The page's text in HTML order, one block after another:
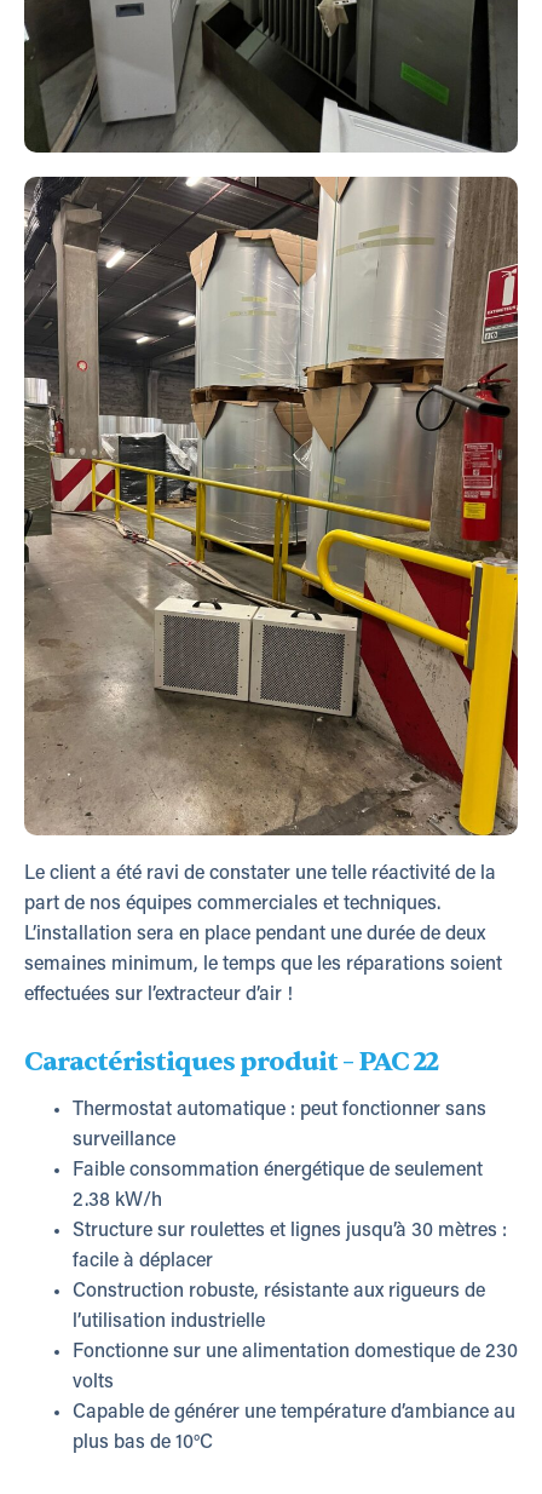
Le client a été ravi de constater une telle réactivité de la
part de nos équipes commerciales et techniques.
L’installation sera en place pendant une durée de deux
semaines minimum, le temps que les réparations soient
effectuées sur l’extracteur d’air !
Caractéristiques produit – PAC 22
Thermostat automatique : peut fonctionner sans
surveillance
Faible consommation énergétique de seulement
2.38 kW/h
Structure sur roulettes et lignes jusqu’à 30 mètres :
facile à déplacer
Construction robuste, résistante aux rigueurs de
l’utilisation industrielle
Fonctionne sur une alimentation domestique de 230
volts
Capable de générer une température d’ambiance au
plus bas de 10°C